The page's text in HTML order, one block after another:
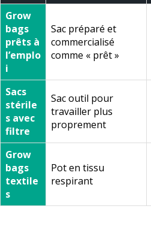
Grow
bags
prêts à
l’emplo
i
Sac préparé et
commercialisé
comme « prêt »
Sacs
stérile
s avec
filtre
Sac outil pour
travailler plus
proprement
Grow
bags
textile
s
Pot en tissu
respirant